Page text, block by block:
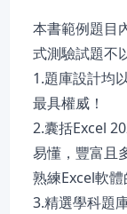
本書範例題目
式測驗試題不
1.題庫設計均
最具權威！
2.囊括Excel
易懂，豐富且
熟練Excel軟體
3.精選學科題